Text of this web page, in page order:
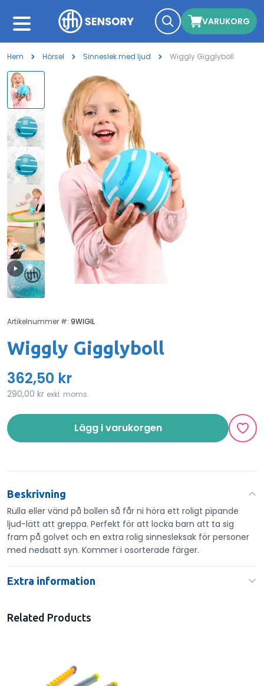
VARUKORG
Hem Hörsel Sinneslek med ljud Wiggly Gigglyboll
Artikelnummer #: 9WIGIL
Wiggly Gigglyboll
362,50 kr
290,00 kr exkl. moms
Lägg i varukorgen
Beskrivning
Rulla eller vänd på bollen så får ni höra ett roligt pipande
ljud-lätt att greppa. Perfekt för att locka barn att ta sig
fram på golvet och en extra rolig sinnesleksak för personer
med nedsatt syn. Kommer i osorterade färger.
Extra information
Related Products